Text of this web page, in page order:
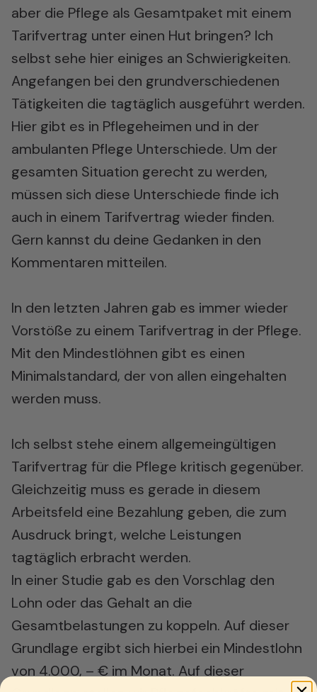
aber die Pflege als Gesamtpaket mit einem
Tarifvertrag unter einen Hut bringen? Ich
selbst sehe hier einiges an Schwierigkeiten.
Angefangen bei den grundverschiedenen
Tätigkeiten die tagtäglich ausgeführt werden.
Hier gibt es in Pflegeheimen und in der
ambulanten Pflege Unterschiede. Um der
gesamten Situation gerecht zu werden,
müssen sich diese Unterschiede finde ich
auch in einem Tarifvertrag wieder finden.
Gern kannst du deine Gedanken in den
Kommentaren mitteilen.
In den letzten Jahren gab es immer wieder
Vorstöße zu einem Tarifvertrag in der Pflege.
Mit den Mindestlöhnen gibt es einen
Minimalstandard, der von allen eingehalten
werden muss.
Ich selbst stehe einem allgemeingültigen
Tarifvertrag für die Pflege kritisch gegenüber.
Gleichzeitig muss es gerade in diesem
Arbeitsfeld eine Bezahlung geben, die zum
Ausdruck bringt, welche Leistungen
tagtäglich erbracht werden.
In einer Studie gab es den Vorschlag den
Lohn oder das Gehalt an die
Gesamtbelastungen zu koppeln. Auf dieser
Grundlage ergibt sich hierbei ein Mindestlohn
von 4.000, – € im Monat. Auf dieser